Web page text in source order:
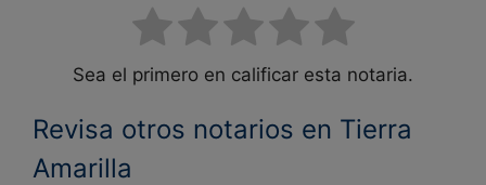
Sea el primero en calificar esta notaria.
Revisa otros notarios en Tierra
Amarilla